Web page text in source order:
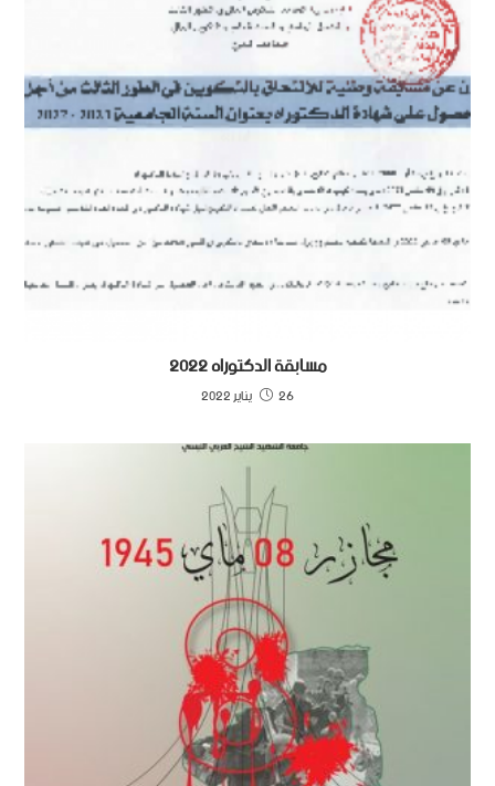
مسابقة الدكتوراه 2022
26 يناير 2022